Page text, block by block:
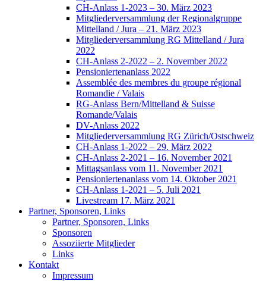
CH-Anlass 1-2023 – 30. März 2023
Mitgliederversammlung der Regionalgruppe
Mittelland / Jura – 21. März 2023
Mitgliederversammlung RG Mittelland / Jura
2022
CH-Anlass 2-2022 – 2. November 2022
Pensioniertenanlass 2022
Assemblée des membres du groupe régional
Romandie / Valais
RG-Anlass Bern/Mittelland & Suisse
Romande/Valais
DV-Anlass 2022
Mitgliederversammlung RG Zürich/Ostschweiz
CH-Anlass 1-2022 – 29. März 2022
CH-Anlass 2-2021 – 16. November 2021
Mittagsanlass vom 11. November 2021
Pensioniertenanlass vom 14. Oktober 2021
CH-Anlass 1-2021 – 5. Juli 2021
Livestream 17. März 2021
Partner, Sponsoren, Links
Partner, Sponsoren, Links
Sponsoren
Assoziierte Mitglieder
Links
Kontakt
Impressum